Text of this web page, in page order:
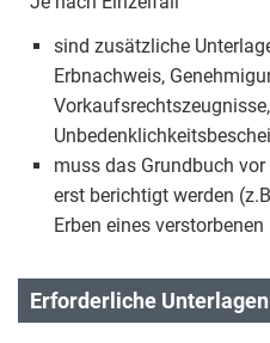
sind zusätzliche
Erbnachweis,
muss das Grundbuch
erst berichtigt werden
Erben eines
Erforderliche Unterlagen